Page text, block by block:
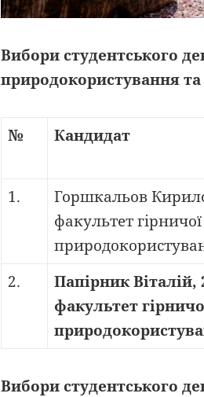
Вибори студентського
природокористування
№ Кандидат
1.
Горшкальов
факультет
2.
Папірник
факультет
Вибори студентського